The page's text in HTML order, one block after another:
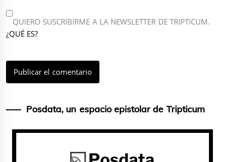
QUIERO SUSCRIBIRME A LA NEWSLETTER DE TRIPTICUM.
¿QUÉ ES?
Posdata, un espacio epistolar de Tripticum